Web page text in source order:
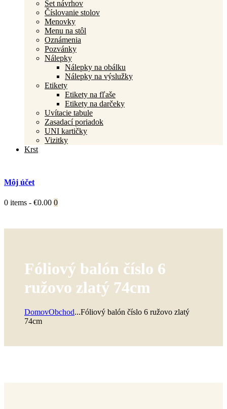
Set návrhov
Číslovanie stolov
Menovky
Menu na stôl
Oznámenia
Pozvánky
Nálepky
Nálepky na obálku
Nálepky na výslužky
Etikety
Etikety na fľaše
Etikety na darčeky
Uvítacie tabule
Zasadací poriadok
UNI kartičky
Vizitky
Krst
Môj účet
0 items - €0.00 0
Fóliový balón číslo 6
ružovo zlatý 74cm
DomovObchod...Fóliový balón číslo 6 ružovo zlatý
74cm